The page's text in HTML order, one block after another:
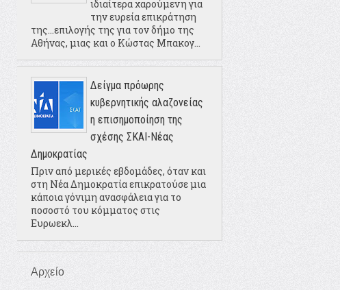
ιδιαίτερα χαρούμενη για
την ευρεία επικράτηση
της...επιλογής της για τον δήμο της
Αθήνας, μιας και ο Κώστας Μπακογ...
Δείγμα πρόωρης
κυβερνητικής αλαζονείας
η επισημοποίηση της
σχέσης ΣΚΑΙ-Νέας
Δημοκρατίας
Πριν από μερικές εβδομάδες, όταν και
στη Νέα Δημοκρατία επικρατούσε μια
κάποια γόνιμη ανασφάλεια για το
ποσοστό του κόμματος στις
Ευρωεκλ...
Αρχείο